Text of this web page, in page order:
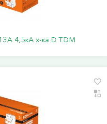
4,5кА х-ка D TDM